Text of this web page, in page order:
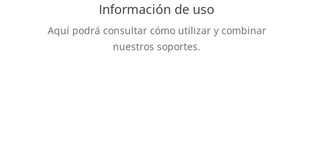
Información de uso
Aquí podrá consultar cómo utilizar y combinar
nuestros soportes.